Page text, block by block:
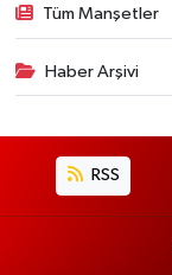
Tüm Manşetler
Haber Arşivi
RSS